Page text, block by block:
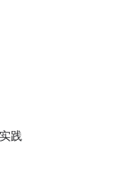
践